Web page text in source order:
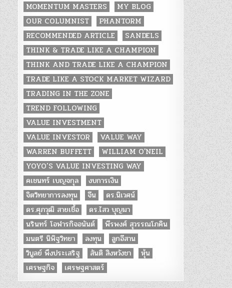
MOMENTUM MASTERS
MY BLOG
OUR COLUMNIST
PHANTORM
RECOMMENDED ARTICLE
SANDELS
THINK & TRADE LIKE A CHAMPION
THINK AND TRADE LIKE A CHAMPION
TRADE LIKE A STOCK MARKET WIZARD
TRADING IN THE ZONE
TREND FOLLOWING
VALUE INVESTMENT
VALUE INVESTOR
VALUE WAY
WARREN BUFFETT
WILLIAM O'NEIL
YOYO’S VALUE INVESTING WAY
คเชนทร์ เบญจกุล
งบการเงิน
จิตวิทยาการลงทุน
จีน
ดร.นิเวศน์
ดร.ศุภวุฒิ สายเชื้อ
ดร.ไสว บุญมา
นรินทร์ โอฬารกิจอนันต์
พีรพงศ์ สุวรรณโภคิน
มนตรี นิพิฐวิทยา
ลงทุน
ลูกอีสาน
วิบูลย์ พึงประเสริฐ
สันติ สิงหวังชา
หุ้น
เศรษฐกิจ
เศรษฐศาสตร์